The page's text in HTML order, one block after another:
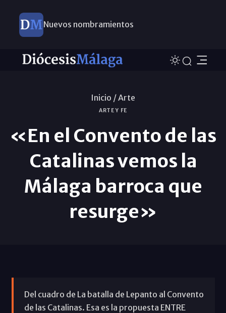
Nuevos nombramientos
Inicio /Arte
ARTE Y FE
«En el Convento de las
Catalinas vemos la
Málaga barroca que
resurge»
Del cuadro de La batalla de Lepanto al Convento
de las Catalinas. Esa es la propuesta ENTRE